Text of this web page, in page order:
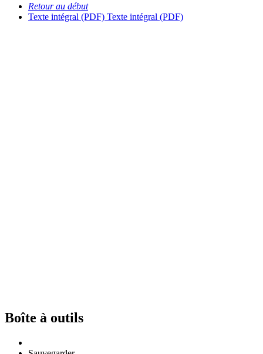
Retour au début
Texte intégral (PDF) Texte intégral (PDF)
Boîte à outils